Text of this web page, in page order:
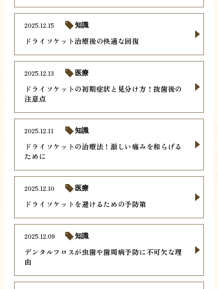
ドライソケット治療後の快適な回復
2025.12.15 知識
ドライソケットの初期症状と見分け方！抜歯後の
注意点
2025.12.13 医療
ドライソケットの治療法！激しい痛みを和らげる
ために
2025.12.11 知識
ドライソケットを避けるための予防策
2025.12.10 医療
デンタルフロスが虫歯や歯周病予防に不可欠な理
由
2025.12.09 知識